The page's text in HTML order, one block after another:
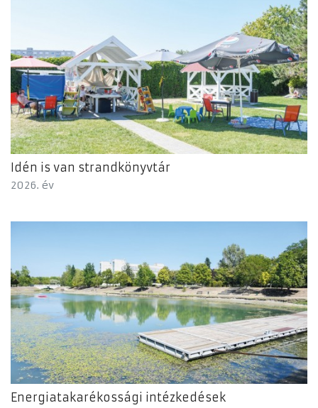
Idén is van strandkönyvtár
2026. év
Energiatakarékossági intézkedések